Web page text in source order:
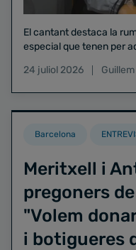
El cantant destaca la
especial que tenen per
24 juliol 2026
Barcelona
Meritxell i
pregoners
"Volem
i botigueres